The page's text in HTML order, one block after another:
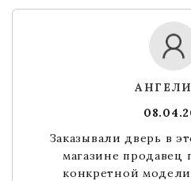
Заказывали дверь в
магазине продавец
конкретной